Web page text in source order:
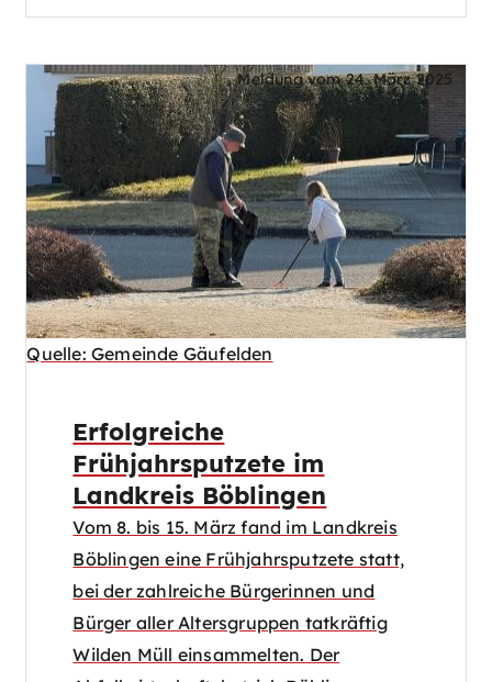
Quelle: Gemeinde Gäufelden
Meldung vom 24. März 2025
Erfolgreiche
Frühjahrsputzete im
Landkreis Böblingen
Vom 8. bis 15. März fand im Landkreis
Böblingen eine Frühjahrsputzete statt,
bei der zahlreiche Bürgerinnen und
Bürger aller Altersgruppen tatkräftig
Wilden Müll einsammelten. Der